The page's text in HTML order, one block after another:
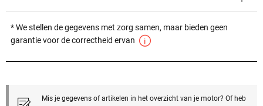
* We stellen de gegevens met zorg samen, maar bieden geen
garantie voor de correctheid ervan
Mis je gegevens of artikelen in het overzicht van je motor? Of heb